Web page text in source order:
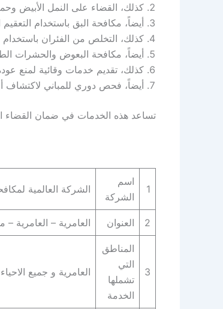
كذلك، القضاء على النمل الأبيض
أيضاً، مكافحة البق باستخدام
كذلك، التخلص من الفئران باستخدام
أيضاً، مكافحة البعوض والحشرات
كذلك، تقديم خدمات وقائية لمنع
أيضاً، فحص دوري للمباني لاكتشاف
تساعد هذه الخدمات في ضمان القضاء
1
اسم
الشركة
الشركة العالمية
2 العنوان العامرية – العامرية –
3
المناطق
التي
تشملها
الخدمة
العامرية و جميع